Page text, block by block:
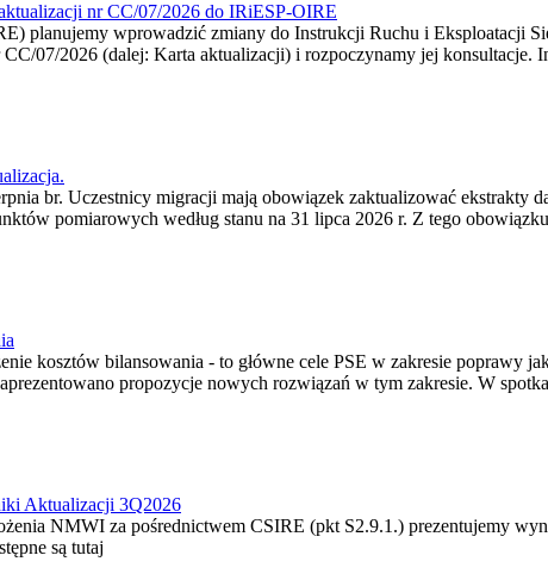
nr CC/07/2026 do IRiESP-OIRE
planujemy wprowadzić zmiany do Instrukcji Ruchu i Eksploatacji
07/2026 (dalej: Karta aktualizacji) i rozpoczynamy jej
br. Uczestnicy migracji mają obowiązek zaktualizować
pomiarowych według stanu na 31 lipca 2026 r. Z tego
kosztów bilansowania - to główne cele PSE w zakresie poprawy
propozycje nowych rozwiązań w tym zakresie. W
Aktualizacji 3Q2026
NMWI za pośrednictwem CSIRE (pkt S2.9.1.) prezentujemy
są tutaj